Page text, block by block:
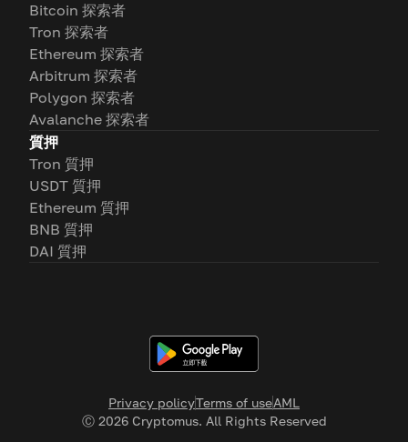
Privacy policyTerms of useAML
Ⓒ 2026Cryptomus. All Rights Reserved
Bitcoin 探索者
Tron 探索者
Ethereum 探索者
Arbitrum 探索者
Polygon 探索者
Avalanche 探索者
質押
Tron 質押
USDT 質押
Ethereum 質押
BNB 質押
DAI 質押